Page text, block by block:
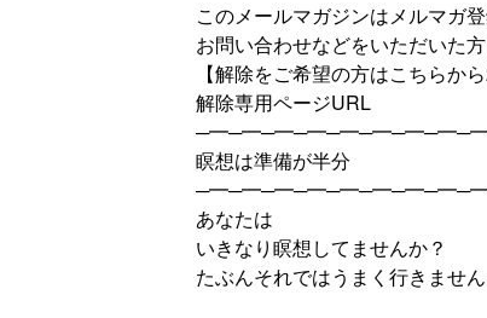
このメールマガジンはメルマガ
お問い合わせなどをいただいた
【解除をご希望の方はこちらか
解除専用ページURL
瞑想は準備が半分
あなたは
いきなり瞑想してませんか？
たぶんそれではうまく行きません